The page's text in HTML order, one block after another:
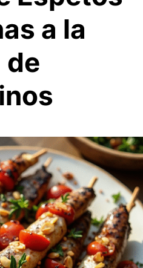
a la
de